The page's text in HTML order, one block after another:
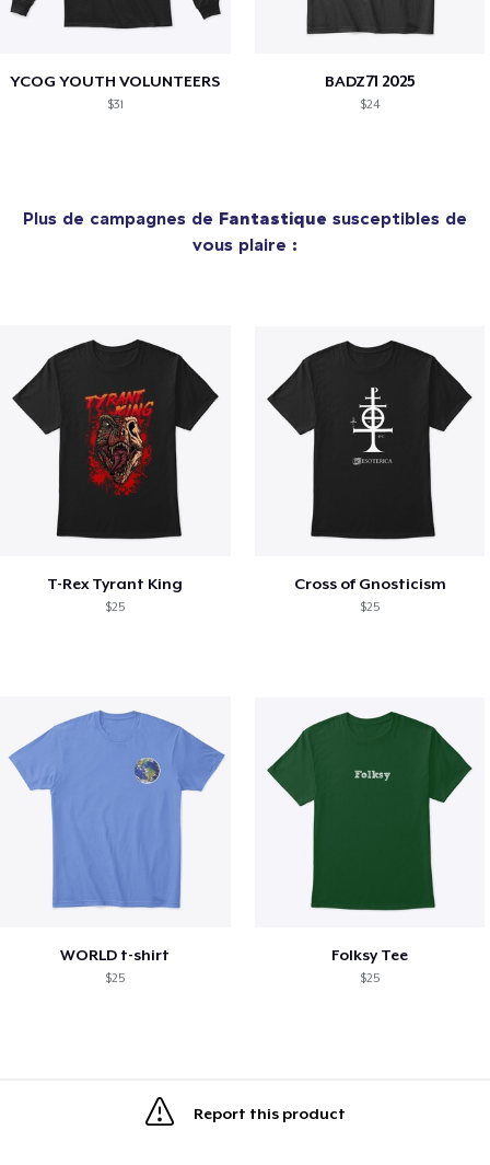
YCOG YOUTH VOLUNTEERS
$31
BADZ71 2025
$24
Plus de campagnes de Fantastique susceptibles de
vous plaire :
T-Rex Tyrant King
$25
Cross of Gnosticism
$25
WORLD t-shirt
$25
Folksy Tee
$25
Report this product